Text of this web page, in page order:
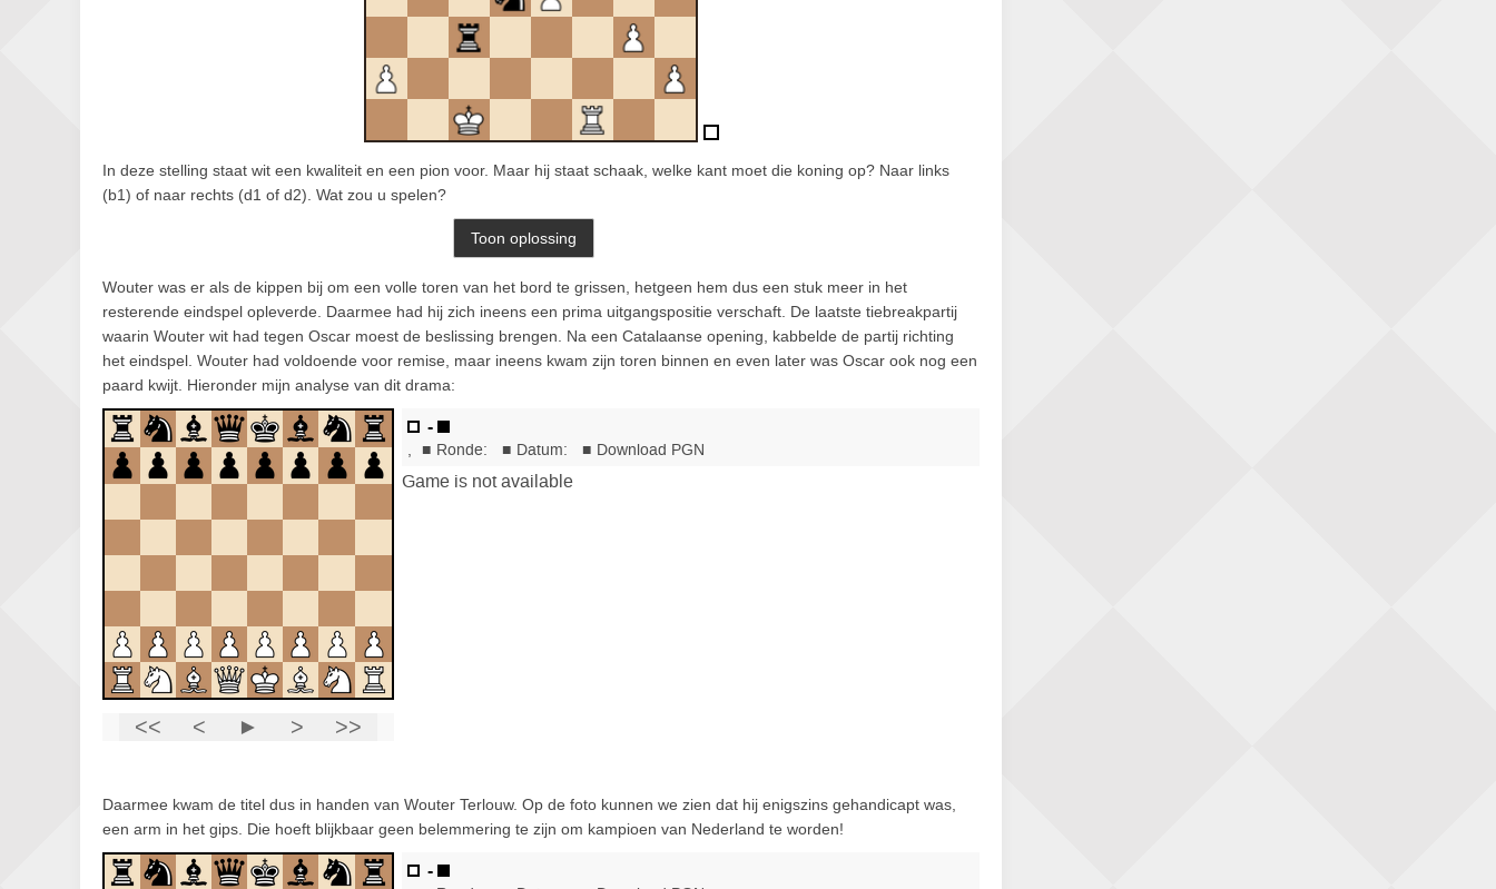
In deze stelling staat wit een kwaliteit en een pion voor. Maar hij staat schaak, welke kant moet die koning op? Naar links
(b1) of naar rechts (d1 of d2). Wat zou u spelen?
Wouter was er als de kippen bij om een volle toren van het bord te grissen, hetgeen hem dus een stuk meer in het
resterende eindspel opleverde. Daarmee had hij zich ineens een prima uitgangspositie verschaft. De laatste tiebreakpartij
waarin Wouter wit had tegen Oscar moest de beslissing brengen. Na een Catalaanse opening, kabbelde de partij richting
het eindspel. Wouter had voldoende voor remise, maar ineens kwam zijn toren binnen en even later was Oscar ook nog een
paard kwijt. Hieronder mijn analyse van dit drama:
Daarmee kwam de titel dus in handen van Wouter Terlouw. Op de foto kunnen we zien dat hij enigszins gehandicapt was,
een arm in het gips. Die hoeft blijkbaar geen belemmering te zijn om kampioen van Nederland te worden!